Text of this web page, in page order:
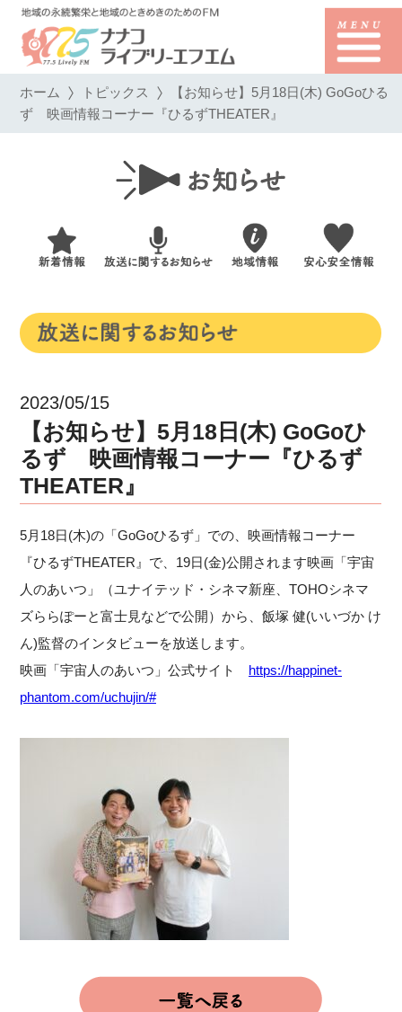
ホーム トピックス 【お知らせ】5月18日(木) GoGoひる
ず 映画情報コーナー『ひるずTHEATER』
2023/05/15
【お知らせ】5月18日(木) GoGoひ
るず 映画情報コーナー『ひるず
THEATER』
5月18日(木)の「GoGoひるず」での、映画情報コーナー
『ひるずTHEATER』で、19日(金)公開されます映画「宇宙
人のあいつ」（ユナイテッド・シネマ新座、TOHOシネマ
ズららぽーと富士見などで公開）から、飯塚 健(いいづか け
ん)監督のインタビューを放送します。
映画「宇宙人のあいつ」公式サイト https://happinet-
phantom.com/uchujin/#